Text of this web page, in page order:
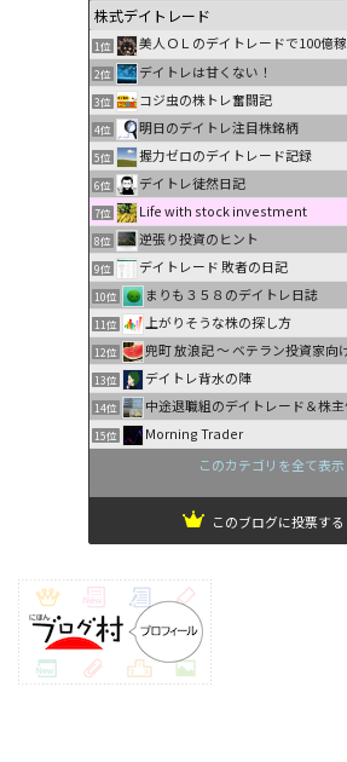
1位 美人ＯＬのデイトレードで100億
2位 デイトレは甘くない！
3位 コジ虫の株トレ奮闘記
4位 明日のデイトレ注目株銘柄
5位 握力ゼロのデイトレード記録
6位 デイトレ徒然日記
7位 Life with stock investment
8位 逆張り投資のヒント
9位 デイトレード 敗者の日記
10位 まりも３５８のデイトレ日誌
11位 上がりそうな株の探し方
12位 兜町 放浪記 〜 ベテラン投資家向
13位 デイトレ背水の陣
14位 中途退職組のデイトレード＆株
15位
Morning Trader
このカテゴリを全て表示
このブログに投票する